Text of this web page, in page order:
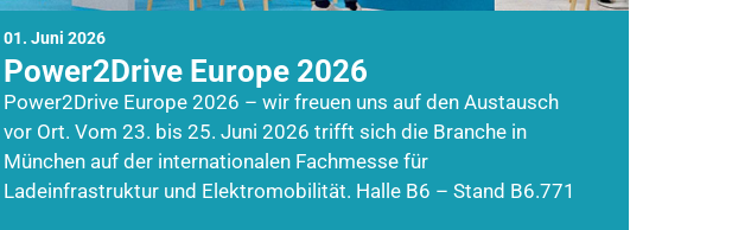
01. Juni 2026
Power2Drive Europe 2026
Power2Drive Europe 2026 – wir freuen uns auf den Austausch
vor Ort. Vom 23. bis 25. Juni 2026 trifft sich die Branche in
München auf der internationalen Fachmesse für
Ladeinfrastruktur und Elektromobilität. Halle B6 – Stand B6.771